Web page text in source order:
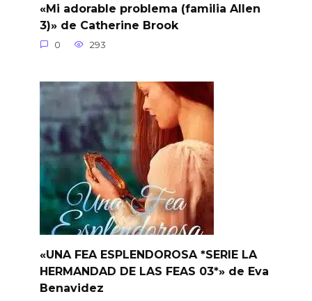
«Mi adorable problema (familia Allen
3)» de Catherine Brook
0 293
«UNA FEA ESPLENDOROSA *SERIE LA
HERMANDAD DE LAS FEAS 03*» de Eva
Benavidez